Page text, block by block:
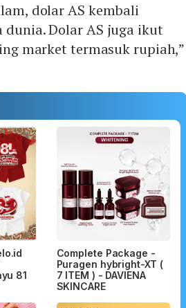
dolar AS kembali
Dolar AS juga ikut
market termasuk rupiah,”
81
Complete Package -
Puragen hybright-XT (
7 ITEM ) - DAVIENA
SKINCARE